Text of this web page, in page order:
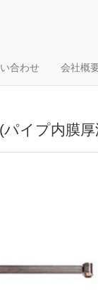
合わせ 会社概
イプ内膜